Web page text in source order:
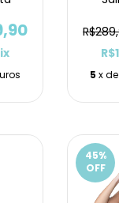
5 x de
45%
OFF